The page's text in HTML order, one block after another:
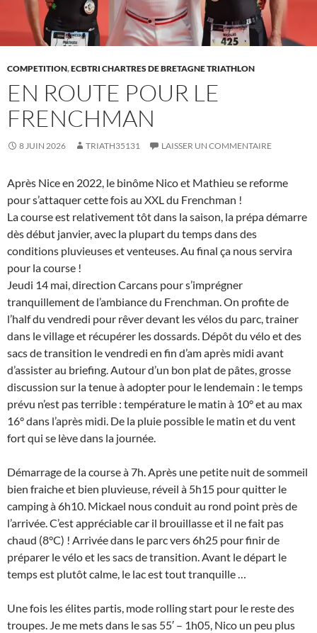
COMPETITION,ECBTRI CHARTRES DE BRETAGNE TRIATHLON
EN ROUTE POUR LE
FRENCHMAN
8 JUIN 2026 TRIATH35131 LAISSER UN COMMENTAIRE
Après Nice en 2022, le binôme Nico et Mathieu se reforme
pour s’attaquer cette fois au XXL du Frenchman !
La course est relativement tôt dans la saison, la prépa démarre
dès début janvier, avec la plupart du temps dans des
conditions pluvieuses et venteuses. Au final ça nous servira
pour la course !
Jeudi 14 mai, direction Carcans pour s’imprégner
tranquillement de l’ambiance du Frenchman. On profite de
l’half du vendredi pour rêver devant les vélos du parc, trainer
dans le village et récupérer les dossards. Dépôt du vélo et des
sacs de transition le vendredi en fin d’am après midi avant
d’assister au briefing. Autour d’un bon plat de pâtes, grosse
discussion sur la tenue à adopter pour le lendemain : le temps
prévu n’est pas terrible : température le matin à 10° et au max
16° dans l’après midi. De la pluie possible le matin et du vent
fort qui se lève dans la journée.
Démarrage de la course à 7h. Après une petite nuit de sommeil
bien fraiche et bien pluvieuse, réveil à 5h15 pour quitter le
camping à 6h10. Mickael nous conduit au rond point près de
l’arrivée. C’est appréciable car il brouillasse et il ne fait pas
chaud (8°C) ! Arrivée dans le parc vers 6h25 pour finir de
préparer le vélo et les sacs de transition. Avant le départ le
temps est plutôt calme, le lac est tout tranquille …
Une fois les élites partis, mode rolling start pour le reste des
troupes. Je me mets dans le sas 55′ – 1h05, Nico un peu plus